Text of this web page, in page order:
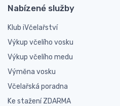
Nabízené služby
Klub iVčelařství
Výkup včelího vosku
Výkup včelího medu
Výměna vosku
Včelařská poradna
Ke stažení ZDARMA